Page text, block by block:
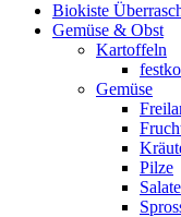
Biokiste
Gemüse & Obst
Kartoffeln
Gemüse
Pilze
Salate